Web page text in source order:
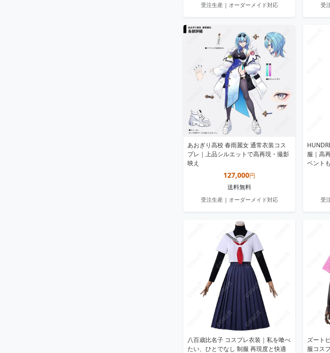
受注生産 | オーダーメイド対応 受
あおぎり高校 春雨麗女 通常衣装コス
プレ｜上品シルエットで高再現・撮影
映え
127,000円
送料無料
受注生産 | オーダーメイド対応
服｜高
ベント
受
八百歳比名子 コスプレ衣装｜私を喰べ
たい、ひとでなし 制服 再現度と快適
ズート
服コス